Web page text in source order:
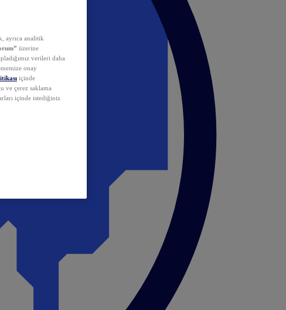
ayrıca analitik
üzerine
verileri daha
onay
içinde
ve çerez saklama
içinde istediğiniz